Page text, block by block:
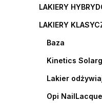
LAKIERY
LAKIERY
Baza
Kinetics
Lakier
Opi